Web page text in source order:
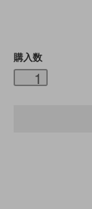
購入数